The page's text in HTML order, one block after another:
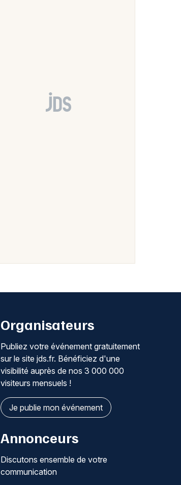
Organisateurs
Publiez votre événement gratuitement
sur le site jds.fr. Bénéficiez d'une
visibilité auprès de nos 3 000 000
visiteurs mensuels !
Je publie mon événement
Annonceurs
Discutons ensemble de votre
communication